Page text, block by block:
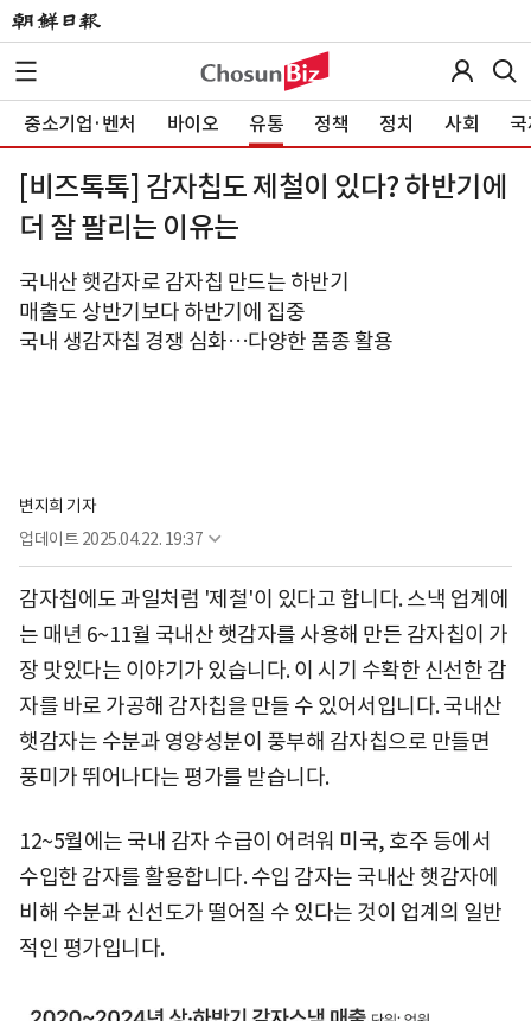
중소기업·벤처 바이오 유통 정책 정치 사회
[비즈톡톡] 감자칩도 제철이 있다? 하반기에
더 잘 팔리는 이유는
국내산 햇감자로 감자칩 만드는 하반기
매출도 상반기보다 하반기에 집중
국내 생감자칩 경쟁 심화…다양한 품종 활용
변지희 기자
업데이트 2025.04.22. 19:37
감자칩에도 과일처럼 '제철'이 있다고 합니다. 스낵 업계에
는 매년 6~11월 국내산 햇감자를 사용해 만든 감자칩이 가
장 맛있다는 이야기가 있습니다. 이 시기 수확한 신선한 감
자를 바로 가공해 감자칩을 만들 수 있어서입니다. 국내산
햇감자는 수분과 영양성분이 풍부해 감자칩으로 만들면
풍미가 뛰어나다는 평가를 받습니다.
12~5월에는 국내 감자 수급이 어려워 미국, 호주 등에서
수입한 감자를 활용합니다. 수입 감자는 국내산 햇감자에
비해 수분과 신선도가 떨어질 수 있다는 것이 업계의 일반
적인 평가입니다.